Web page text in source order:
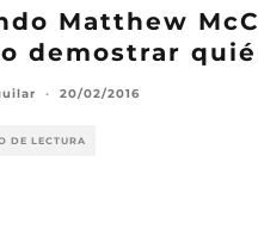
Matthew
demostrar
· 20/02/2016
DE LECTURA